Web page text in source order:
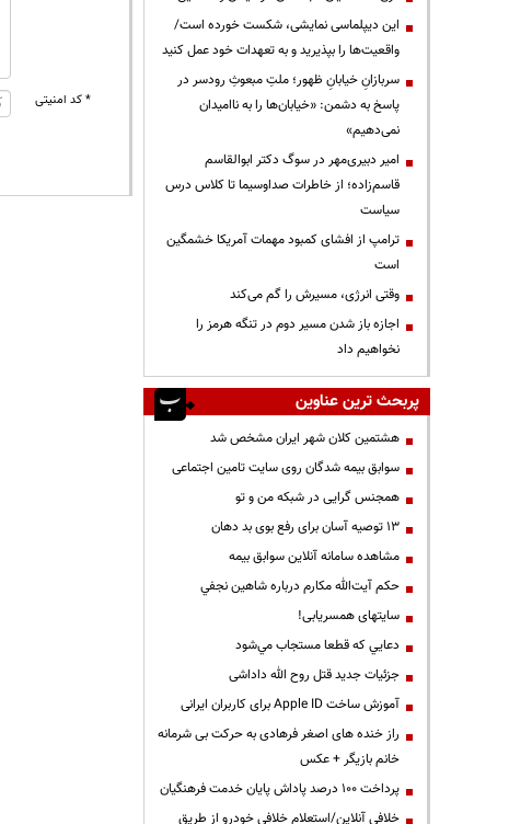
* کد امنیتی
این دیپلماسی نمایشی، شکست خورده است/
واقعیت‌ها را بپذیرید و به تعهدات خود عمل کنید
سربازانِ خیابانِ ظهور؛ ملتِ مبعوثِ رودسر در
پاسخ به دشمن: «خیابان‌ها را به ناامیدان
نمی‌دهیم»
امیر دبیری‌مهر در سوگ دکتر ابوالقاسم
قاسم‌زاده؛ از خاطرات صداوسیما تا کلاس درس
سیاست
ترامپ از افشای کمبود مهمات آمریکا خشمگین
است
وقتی انرژی، مسیرش را گم می‌کند
اجازه باز شدن مسیر دوم در تنگه هرمز را
نخواهیم داد
پربحث ترین عناوین
هشتمین کلان شهر ایران مشخص شد
سوابق بیمه شدگان روی سایت تامین اجتماعی
همجنس گرایی در شبکه من و تو
13 توصیه آسان برای رفع بوی بد دهان
مشاهده سامانه آنلاين سوابق بیمه
حكم آيت‌الله مكارم درباره شاهين نجفي
سایتهای همسریابی!
دعايي كه قطعا مستجاب مي‌شود
جزئیات جدید قتل روح الله داداشی
آموزش ساخت Apple ID برای کاربران ایرانی
راز خنده های اصغر فرهادی به حرکت بی شرمانه
خانم بازیگر + عکس
پرداخت ۱۰۰ درصد پاداش پایان خدمت فرهنگیان
خلافی آنلاین/استعلام خلافی خودرو از طریق